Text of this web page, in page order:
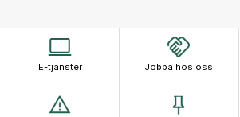
E-tjänster Jobba hos oss